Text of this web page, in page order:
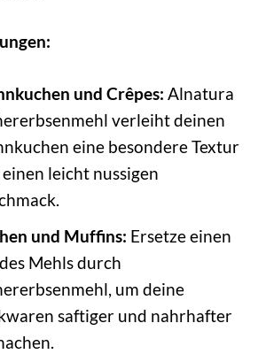
und Crêpes: Alnatura
verleiht deinen
eine besondere Textur
leicht nussigen
und Muffins: Ersetze einen
Mehls durch
um deine
saftiger und nahrhafter